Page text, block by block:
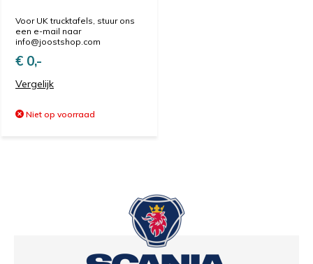
Voor UK trucktafels, stuur ons
een e-mail naar
info@joostshop.com
€ 0,-
Vergelijk
Niet op voorraad